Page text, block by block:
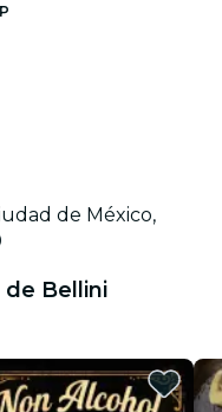
de México,
de Bellini